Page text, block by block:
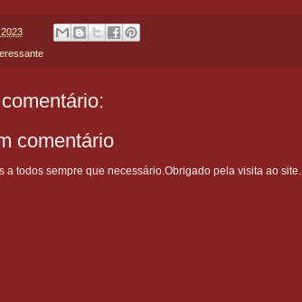
comentário
a todos sempre que necessário.Obrigado pela visita ao site.